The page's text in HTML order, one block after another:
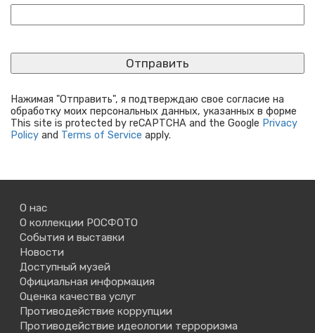
Нажимая "Отправить", я подтверждаю свое согласие на
обработку моих персональных данных, указанных в форме
This site is protected by reCAPTCHA and the Google Privacy
Policy and Terms of Service apply.
О нас
О коллекции РОСФОТО
События и выставки
Новости
Доступный музей
Официальная информация
Оценка качества услуг
Противодействие коррупции
Противодействие идеологии терроризма